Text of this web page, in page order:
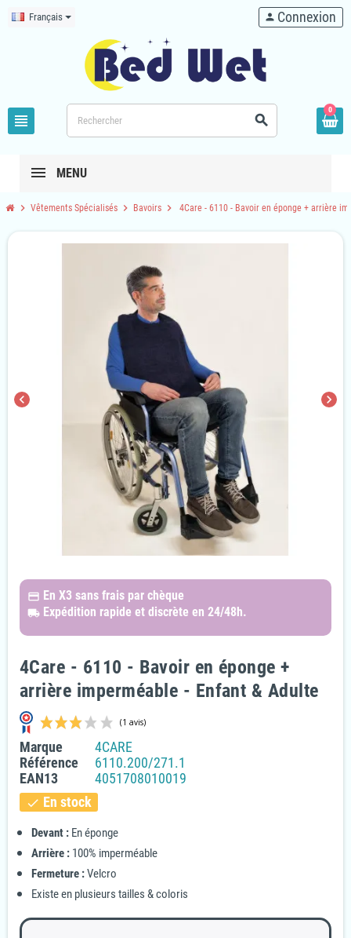
Français
view_headline search
person Connexion
0
MENU
chevron_right Vêtements Spécialisés chevron_right Bavoirs chevron_right 4Care - 6110 - Bavoir en éponge + arrière
chevron_left chevron_right
paymentsEn X3 sans frais par chèque
local_shipping Expédition rapide et discrète en 24/48h.
4Care - 6110 - Bavoir en éponge +
arrière imperméable - Enfant & Adulte
(1 avis)
Marque
4CARE
Référence
6110.200/271.1
EAN13
4051708010019
check En stock
Devant : En éponge
Arrière : 100% imperméable
Fermeture :Velcro
Existe en plusieurs tailles & coloris